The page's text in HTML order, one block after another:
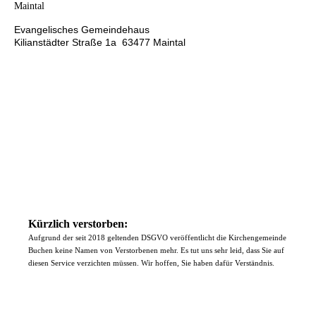
Maintal
Evangelisches Gemeindehaus
Kilianstädter Straße 1a 63477 Maintal
Kürzlich verstorben:
Aufgrund der seit 2018 geltenden DSGVO veröffentlicht die Kirchengemeinde
Buchen keine Namen von Verstorbenen mehr. Es tut uns sehr leid, dass Sie auf
diesen Service verzichten müssen. Wir hoffen, Sie haben dafür Verständnis.